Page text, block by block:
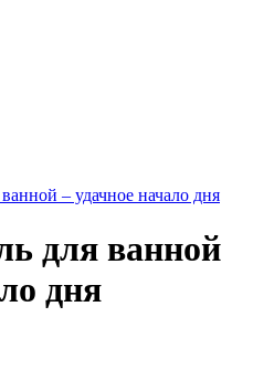
– удачное начало дня
для ванной
дня